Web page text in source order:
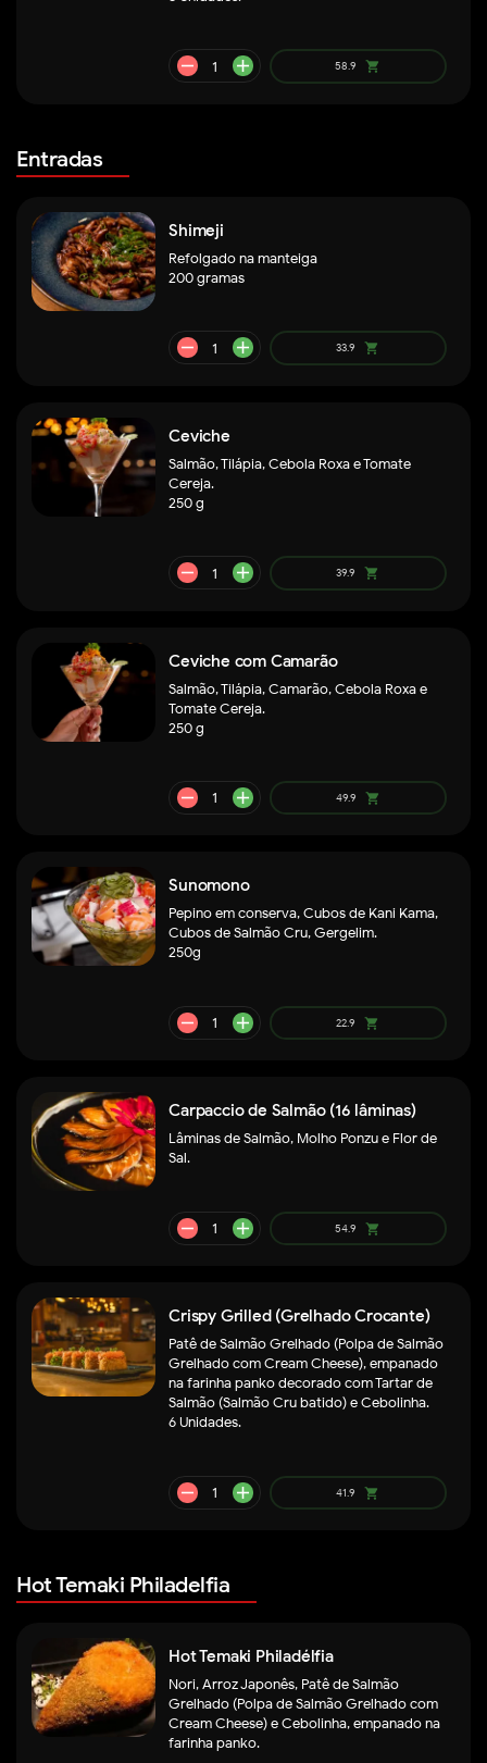
remove add
remove 139.9
remove add 44.9
Entradas
Shimeji
Refolgado na manteiga
200 gramas
Ceviche
Salmão, Tilápia, Cebola Roxa e Tomate
Cereja.
250 g
Ceviche com Camarão
Salmão, Tilápia, Camarão, Cebola Roxa e
Tomate Cereja.
250 g
Sunomono
Pepino em conserva, Cubos de Kani Kama,
Cubos de Salmão Cru, Gergelim.
250g
Carpaccio de Salmão (16 lâminas)
Lâminas de Salmão, Molho Ponzu e Flor de
Sal.
Crispy Grilled (Grelhado Crocante)
Patê de Salmão Grelhado (Polpa de Salmão
Grelhado com Cream Cheese), empanado
na farinha panko decorado com Tartar de
Salmão (Salmão Cru batido) e Cebolinha.
6 Unidades.
Hot Temaki Philadelfia
Hot Temaki Philadélfia
Nori, Arroz Japonês, Patê de Salmão
Grelhado (Polpa de Salmão Grelhado com
Cream Cheese) e Cebolinha, empanado na
farinha panko.